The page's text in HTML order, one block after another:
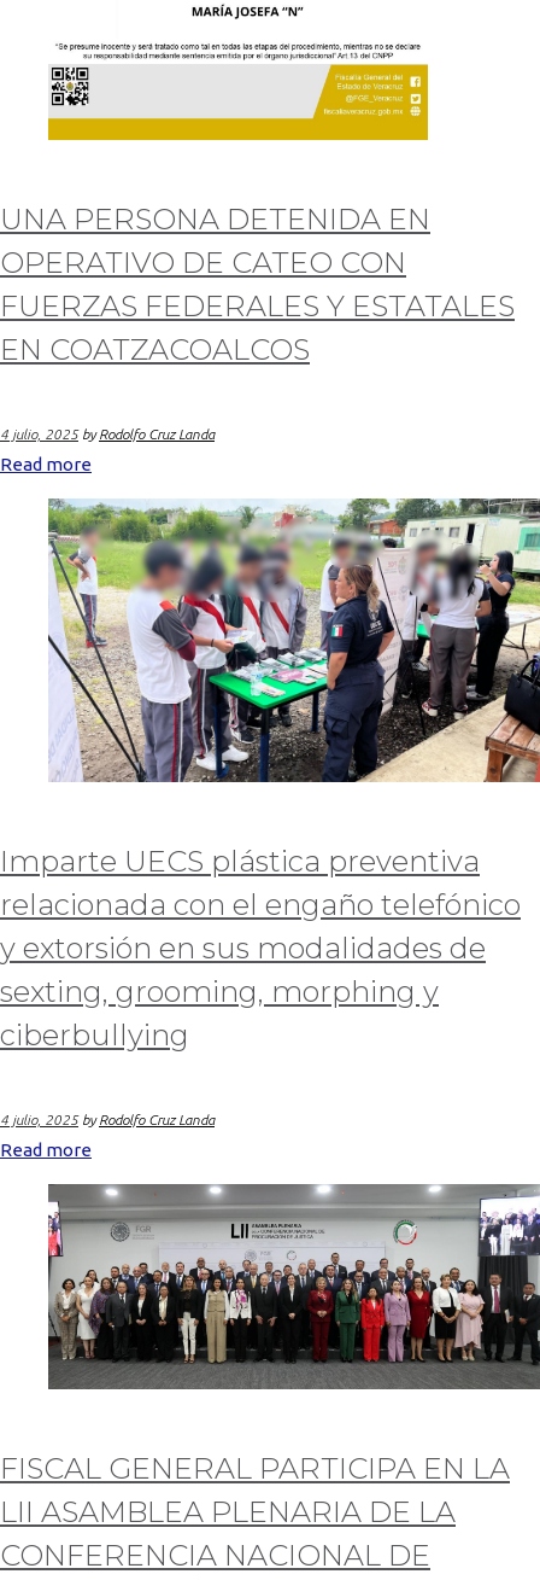
UNA PERSONA DETENIDA EN
OPERATIVO DE CATEO CON
FUERZAS FEDERALES Y ESTATALES
EN COATZACOALCOS
4 julio, 2025 byRodolfo Cruz Landa
Read more
Imparte UECS plástica preventiva
relacionada con el engaño telefónico
y extorsión en sus modalidades de
sexting, grooming, morphing y
ciberbullying
4 julio, 2025 byRodolfo Cruz Landa
Read more
FISCAL GENERAL PARTICIPA EN LA
LII ASAMBLEA PLENARIA DE LA
CONFERENCIA NACIONAL DE